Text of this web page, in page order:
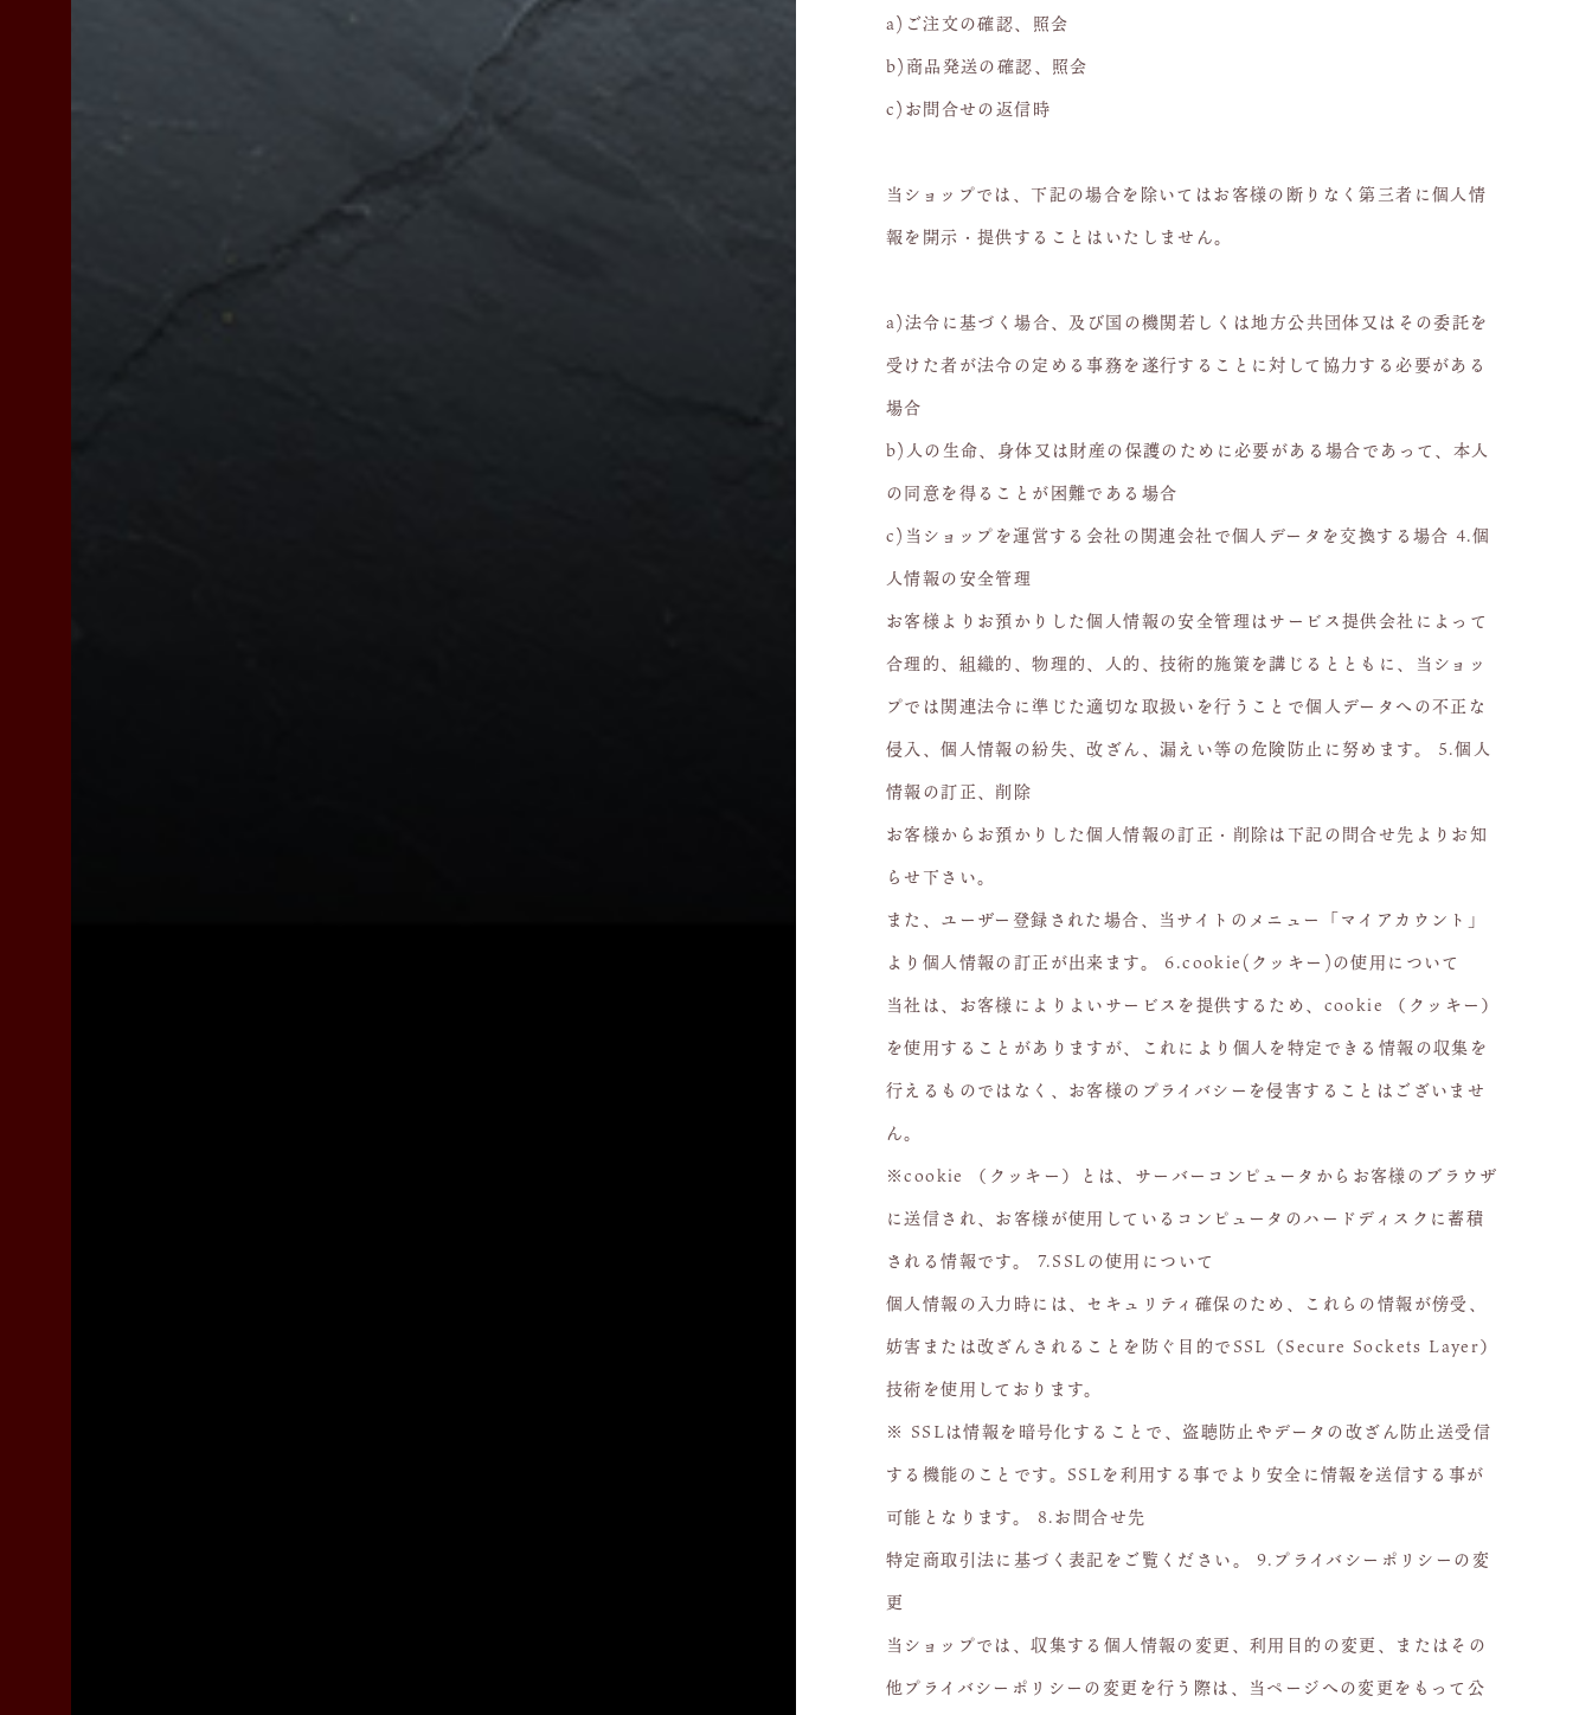
a)ご注文の確認、照会
b)商品発送の確認、照会
c)お問合せの返信時
当ショップでは、下記の場合を除いてはお客様の断りなく第三者に個人情
報を開示・提供することはいたしません。
a)法令に基づく場合、及び国の機関若しくは地方公共団体又はその委託を
受けた者が法令の定める事務を遂行することに対して協力する必要がある
場合
b)人の生命、身体又は財産の保護のために必要がある場合であって、本人
の同意を得ることが困難である場合
c)当ショップを運営する会社の関連会社で個人データを交換する場合 4.個
人情報の安全管理
お客様よりお預かりした個人情報の安全管理はサービス提供会社によって
合理的、組織的、物理的、人的、技術的施策を講じるとともに、当ショッ
プでは関連法令に準じた適切な取扱いを行うことで個人データへの不正な
侵入、個人情報の紛失、改ざん、漏えい等の危険防止に努めます。 5.個人
情報の訂正、削除
お客様からお預かりした個人情報の訂正・削除は下記の問合せ先よりお知
らせ下さい。
また、ユーザー登録された場合、当サイトのメニュー「マイアカウント」
より個人情報の訂正が出来ます。 6.cookie(クッキー)の使用について
当社は、お客様によりよいサービスを提供するため、cookie （クッキー）
を使用することがありますが、これにより個人を特定できる情報の収集を
行えるものではなく、お客様のプライバシーを侵害することはございませ
ん。
※cookie （クッキー）とは、サーバーコンピュータからお客様のブラウザ
に送信され、お客様が使用しているコンピュータのハードディスクに蓄積
される情報です。 7.SSLの使用について
個人情報の入力時には、セキュリティ確保のため、これらの情報が傍受、
妨害または改ざんされることを防ぐ目的でSSL（Secure Sockets Layer）
技術を使用しております。
※ SSLは情報を暗号化することで、盗聴防止やデータの改ざん防止送受信
する機能のことです。SSLを利用する事でより安全に情報を送信する事が
可能となります。 8.お問合せ先
特定商取引法に基づく表記をご覧ください。 9.プライバシーポリシーの変
更
当ショップでは、収集する個人情報の変更、利用目的の変更、またはその
他プライバシーポリシーの変更を行う際は、当ページへの変更をもって公